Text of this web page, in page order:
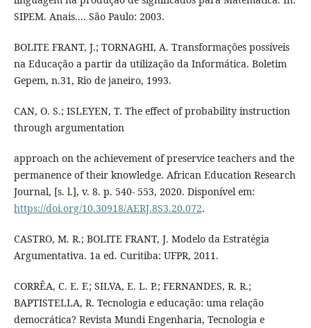
SIPEM. Anais.... São Paulo: 2003.
BOLITE FRANT, J.; TORNAGHI, A. Transformações possíveis
na Educação a partir da utilização da Informática. Boletim
Gepem, n.31, Rio de janeiro, 1993.
CAN, O. S.; ISLEYEN, T. The effect of probability instruction
through argumentation
approach on the achievement of preservice teachers and the
permanence of their knowledge. African Education Research
Journal, [s. l.], v. 8. p. 540- 553, 2020. Disponível em:
https://doi.org/10.30918/AERJ.8S3.20.072.
CASTRO, M. R.; BOLITE FRANT, J. Modelo da Estratégia
Argumentativa. 1a ed. Curitiba: UFPR, 2011.
CORRÊA, C. E. F.; SILVA, E. L. P.; FERNANDES, R. R.;
BAPTISTELLA, R. Tecnologia e educação: uma relação
democrática? Revista Mundi Engenharia, Tecnologia e